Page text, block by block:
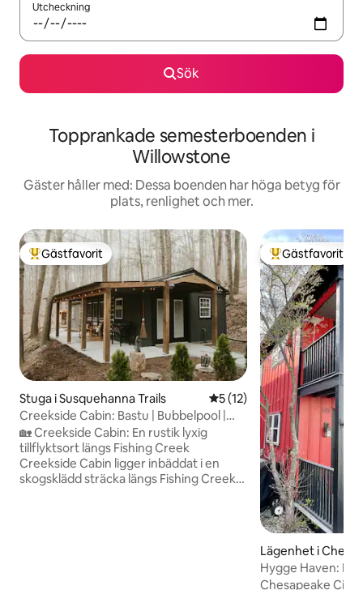
Utcheckning
Sök
Topprankade semesterboenden i
Willowstone
Gäster håller med: Dessa boenden har höga betyg för
plats, renlighet och mer.
Populär gästfavorit
Gästfavorit
Stuga i Susquehanna Trails 5 av 5 i genomsnittligt
5 (12)
Creekside Cabin: Bastu | Bubbelpool |
Eldstad | Mysig
🏡 Creekside Cabin: En rustik lyxig
tillflyktsort längs Fishing Creek
Creekside Cabin ligger inbäddat i en
skogsklädd sträcka längs Fishing Creek
Populär
Gästfavorit
Lägenhet i
Hygge Haven: En
stad vid kanalen
Chesapeake City